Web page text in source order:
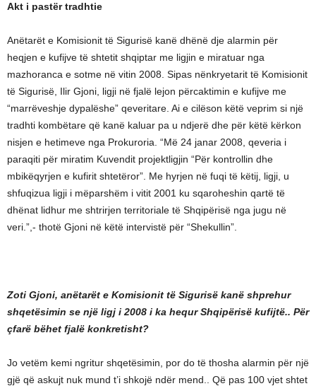
Akt i pastër tradhtie
Anëtarët e Komisionit të Sigurisë kanë dhënë dje alarmin për
heqjen e kufijve të shtetit shqiptar me ligjin e miratuar nga
mazhoranca e sotme në vitin 2008. Sipas nënkryetarit të Komisionit
të Sigurisë, Ilir Gjoni, ligji në fjalë lejon përcaktimin e kufijve me
“marrëveshje dypalëshe” qeveritare. Ai e cilëson këtë veprim si një
tradhti kombëtare që kanë kaluar pa u ndjerë dhe për këtë kërkon
nisjen e hetimeve nga Prokuroria. “Më 24 janar 2008, qeveria i
paraqiti për miratim Kuvendit projektligjin “Për kontrollin dhe
mbikëqyrjen e kufirit shtetëror”. Me hyrjen në fuqi të këtij, ligji, u
shfuqizua ligji i mëparshëm i vitit 2001 ku sqaroheshin qartë të
dhënat lidhur me shtrirjen territoriale të Shqipërisë nga jugu në
veri.”,- thotë Gjoni në këtë intervistë për “Shekullin”.
Zoti Gjoni, anëtarët e Komisionit të Sigurisë kanë shprehur
shqetësimin se një ligj i 2008 i ka hequr Shqipërisë kufijtë.. Për
çfarë bëhet fjalë konkretisht?
Jo vetëm kemi ngritur shqetësimin, por do të thosha alarmin për një
gjë që askujt nuk mund t’i shkojë ndër mend.. Që pas 100 vjet shtet